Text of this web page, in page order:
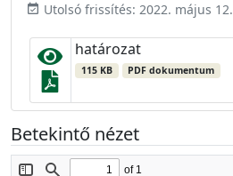
event_available Utolsó frissítés: 2022. május 12.
határozat
115 KB PDF dokumentum
Betekintő nézet